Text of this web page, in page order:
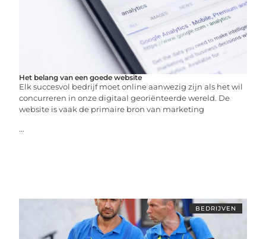
Het belang van een goede website
Elk succesvol bedrijf moet online aanwezig zijn als het wil
concurreren in onze digitaal georiënteerde wereld. De
website is vaak de primaire bron van marketing
...
BEDRIJVEN